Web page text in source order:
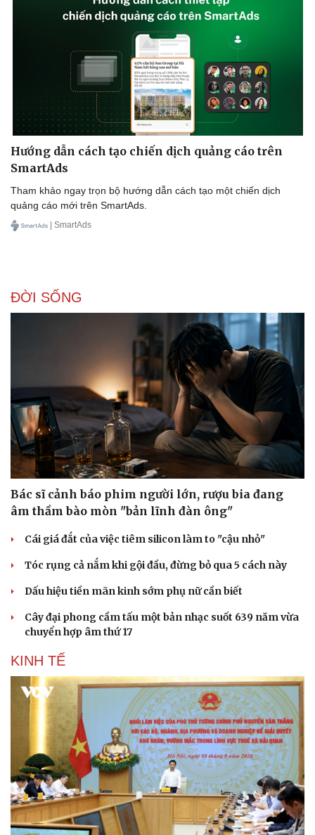
Doanh nghiệp
Thông tin doanh nghiệp
Doanh nghiệp 24h
Doanh nhân
Vì cộng đồng
Công nghệ
Sành điệu
Tin Công nghệ
Trải nghiệm
Chuyển đổi số
Hướng dẫn cách tạo chiến dịch quảng cáo trên
SmartAds
Tham khảo ngay trọn bộ hướng dẫn cách tạo một chiến dịch
quảng cáo mới trên SmartAds.
| SmartAds
ĐỜI SỐNG
Bác sĩ cảnh báo phim người lớn, rượu bia đang
âm thầm bào mòn "bản lĩnh đàn ông"
Cái giá đắt của việc tiêm silicon làm to "cậu nhỏ"
Tóc rụng cả nắm khi gội đầu, đừng bỏ qua 5 cách này
Dấu hiệu tiền mãn kinh sớm phụ nữ cần biết
Cây đại phong cầm tấu một bản nhạc suốt 639 năm vừa
chuyển hợp âm thứ 17
KINH TẾ